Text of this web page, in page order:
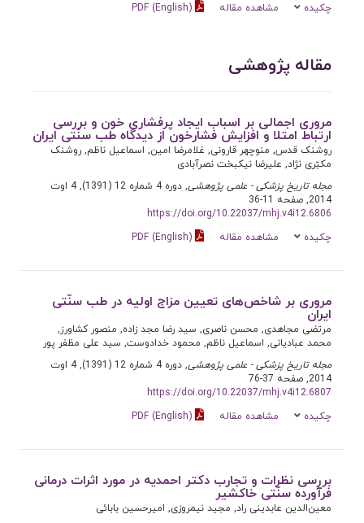
چکیده
مشاهده مقاله PDF (English)
مقاله پژوهشی
مروری اجمالی بر اسباب ایجاد پرفشاری خون و بررسی
ارتباط امتلا و افزایش فشارخون از دیدگاه طب سنّتی ایران
روشنک قدس, منوچهر قارونی, غلامرضا امین, اسماعیل ناظم, روشنک
مکبّری نژاد, علیرضا نیکبخت نصرآبادی
مجله تاریخ پزشکی - علمی پژوهشی
, دوره 4 شماره 12 (1391), 4 اوت
2014, صفحه 11-36
https://doi.org/10.22037/mhj.v4i12.6806
چکیده
مشاهده مقاله PDF (English)
مروری بر شاخص‌های تعیین مزاج اولیه در طب سنّتی
ایران
مرتضی مجاهدی, محسن ناصری, سید رضا مجد زاده, منصور کشاورز,
محمد عبادیانی, اسماعیل ناظم, محمود خدادوست, سید علی مظفر پور
مجله تاریخ پزشکی - علمی پژوهشی
, دوره 4 شماره 12 (1391), 4 اوت
2014, صفحه 37-76
https://doi.org/10.22037/mhj.v4i12.6807
چکیده
مشاهده مقاله PDF (English)
بررسی نظرات و تجارب دکتر احمدیه در مورد اثرات درمانی
فرآورده‌ سنّتی خاکشیر
معین‌الدین عابدینی راد, مجید نیمروزی, امیرحسین بابائی